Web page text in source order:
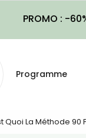
PROMO : -
Programme
Quoi La Méthode 90